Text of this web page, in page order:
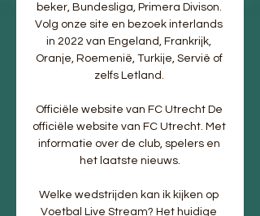
beker, Bundesliga, Primera Divison.
Volg onze site en bezoek interlands
in 2022 van Engeland, Frankrijk,
Oranje, Roemenië, Turkije, Servië of
zelfs Letland.
Officiële website van FC Utrecht De
officiële website van FC Utrecht. Met
informatie over de club, spelers en
het laatste nieuws.
Welke wedstrijden kan ik kijken op
Voetbal Live Stream? Het huidige